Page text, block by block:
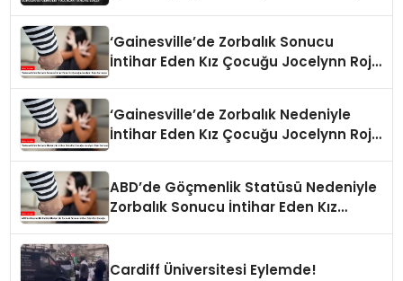
‘Gainesville’de Zorbalık Sonucu
İntihar Eden Kız Çocuğu Jocelynn Rojo
‘Gainesville’de Zorbalık Nedeniyle
İntihar Eden Kız Çocuğu Jocelynn Rojo
ABD’de Göçmenlik Statüsü Nedeniyle
Zorbalık Sonucu İntihar Eden Kız
Cardiff Üniversitesi Eylemde!